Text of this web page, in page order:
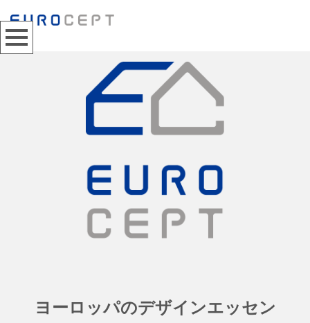
ヨーロッパのデザインエッセン